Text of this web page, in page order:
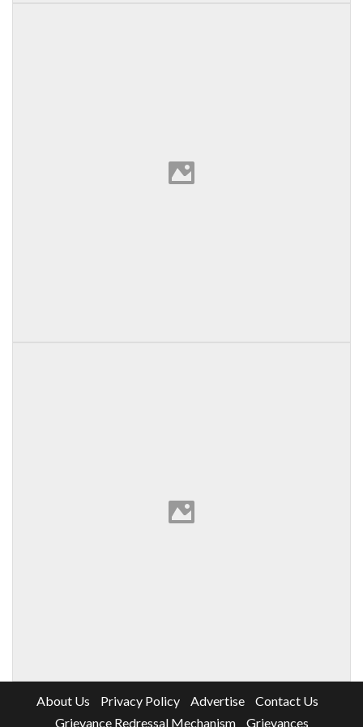
About Us Privacy Policy Advertise
Contact Us
Grievance Redressal Mechanism
Grievances